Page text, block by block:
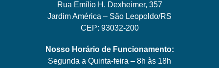
Rua Emílio H. Dexheimer, 357
Jardim América – São Leopoldo/RS
CEP: 93032-200
Nosso Horário de Funcionamento:
Segunda a Quinta-feira – 8h às 18h